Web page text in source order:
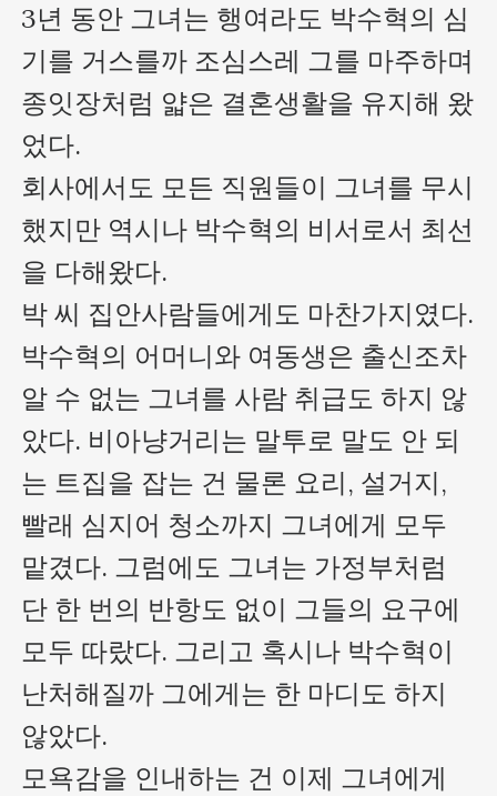
3년 동안 그녀는 행여라도 박수혁의 심
기를 거스를까 조심스레 그를 마주하며
종잇장처럼 얇은 결혼생활을 유지해 왔
었다.
회사에서도 모든 직원들이 그녀를 무시
했지만 역시나 박수혁의 비서로서 최선
을 다해왔다.
박 씨 집안사람들에게도 마찬가지였다.
박수혁의 어머니와 여동생은 출신조차
알 수 없는 그녀를 사람 취급도 하지 않
았다. 비아냥거리는 말투로 말도 안 되
는 트집을 잡는 건 물론 요리, 설거지,
빨래 심지어 청소까지 그녀에게 모두
맡겼다. 그럼에도 그녀는 가정부처럼
단 한 번의 반항도 없이 그들의 요구에
모두 따랐다. 그리고 혹시나 박수혁이
난처해질까 그에게는 한 마디도 하지
않았다.
모욕감을 인내하는 건 이제 그녀에게